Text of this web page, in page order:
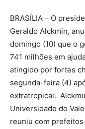
BRASÍLIA – O
Geraldo Alckmin,
domingo (10) que o
741 milhões em
atingido por fortes
segunda-feira (4)
extratropical.
Universidade do
reuniu com